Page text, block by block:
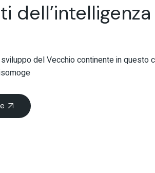
del Vecchio continente in questo